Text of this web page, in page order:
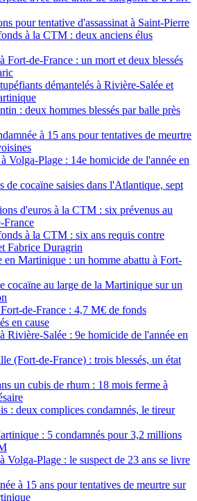
pour tentative d'assassinat à Saint-Pierre
à la CTM : deux anciens élus
Fort-de-France : un mort et deux blessés
démantelés à Rivière-Salée et
: deux hommes blessés par balle près
à 15 ans pour tentatives de meurtre
Volga-Plage : 14e homicide de l'année en
de cocaïne saisies dans l'Atlantique, sept
d'euros à la CTM : six prévenus au
France
à la CTM : six ans requis contre
Fabrice Duragrin
en Martinique : un homme abattu à Fort-
cocaïne au large de la Martinique sur un
de-France : 4,7 M€ de fonds
en cause
Rivière-Salée : 9e homicide de l'année en
(Fort-de-France) : trois blessés, un état
un cubis de rhum : 18 mois ferme à
: deux complices condamnés, le tireur
: 5 condamnés pour 3,2 millions
Volga-Plage : le suspect de 23 ans se livre
à 15 ans pour tentatives de meurtre sur